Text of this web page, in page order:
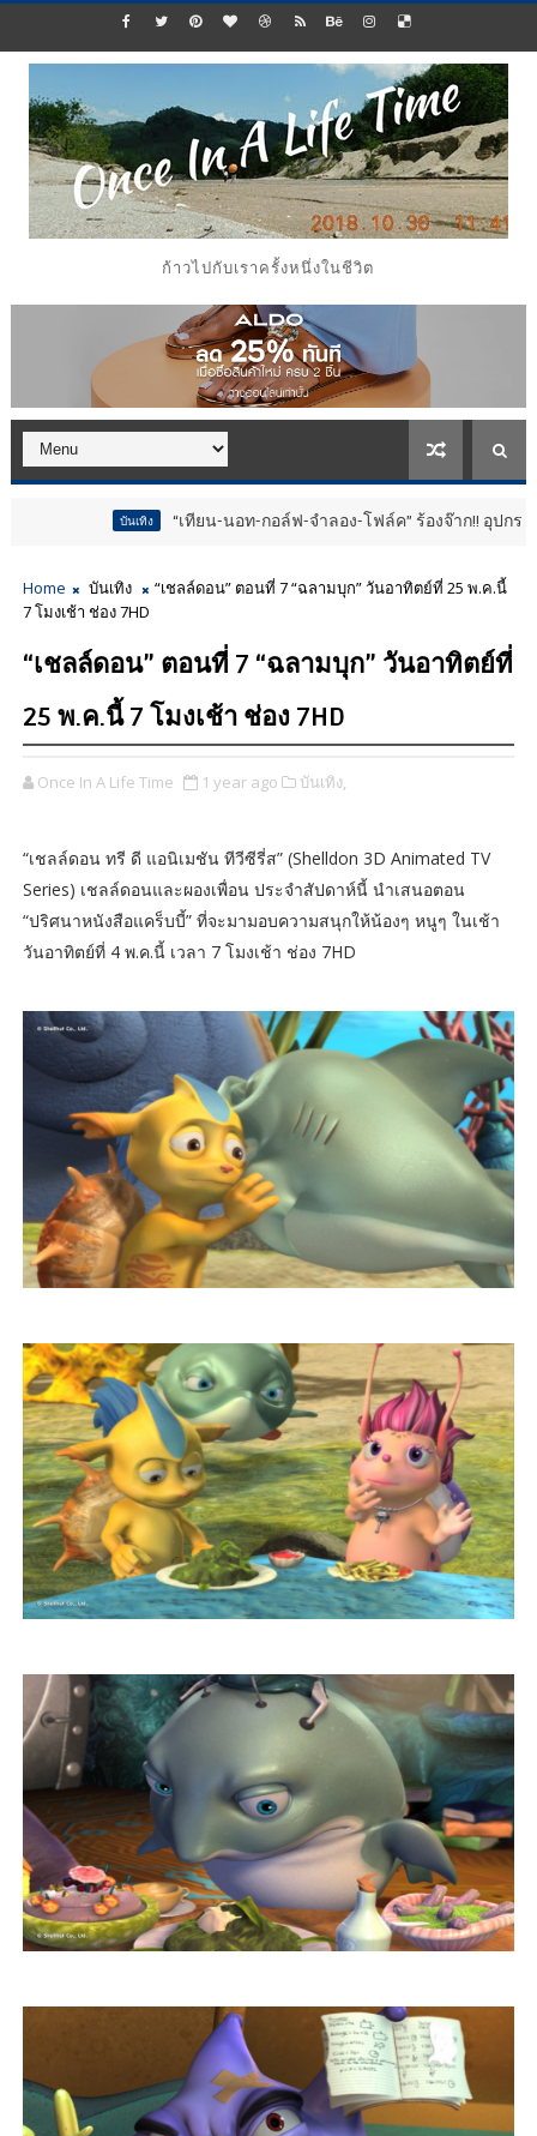
ก้าวไปกับเราครั้งหนึ่งในชีวิต
“เทียน-นอท-กอล์ฟ-จำลอง-โฟล์ค” ร้องจ๊าก!! อุปกรณ์ม่วนจอยงา
Home บันเทิง
“เชลล์ดอน” ตอนที่ 7 “ฉลามบุก” วันอาทิตย์ที่ 25 พ.ค.นี้
7 โมงเช้า ช่อง 7HD
“เชลล์ดอน” ตอนที่ 7 “ฉลามบุก” วันอาทิตย์ที่
25 พ.ค.นี้ 7 โมงเช้า ช่อง 7HD
Once In A Life Time 1 year ago บันเทิง,
“เชลล์ดอน ทรี ดี แอนิเมชัน ทีวีซีรี่ส” (Shelldon 3D Animated TV
Series) เชลล์ดอนและผองเพื่อน ประจำสัปดาห์นี้ นำเสนอตอน
“ปริศนาหนังสือแคร็บบี้” ที่จะมามอบความสนุกให้น้องๆ หนูๆ ในเช้า
วันอาทิตย์ที่ 4 พ.ค.นี้ เวลา 7 โมงเช้า ช่อง 7HD